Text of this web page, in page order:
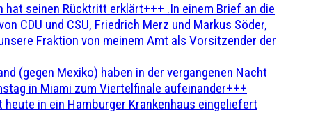
hat seinen Rücktritt erklärt+++ .In einem Brief an die
CDU und CSU, Friedrich Merz und Markus Söder,
Fraktion von meinem Amt als Vorsitzender der
(gegen Mexiko) haben in der vergangenen Nacht
in Miami zum Viertelfinale aufeinander+++
in ein Hamburger Krankenhaus eingeliefert